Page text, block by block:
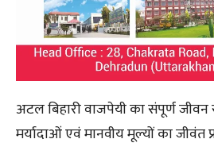
अटल बिहारी वाजपेयी का संपूर्ण जीवन
मर्यादाओं एवं मानवीय मूल्यों का जीवंत